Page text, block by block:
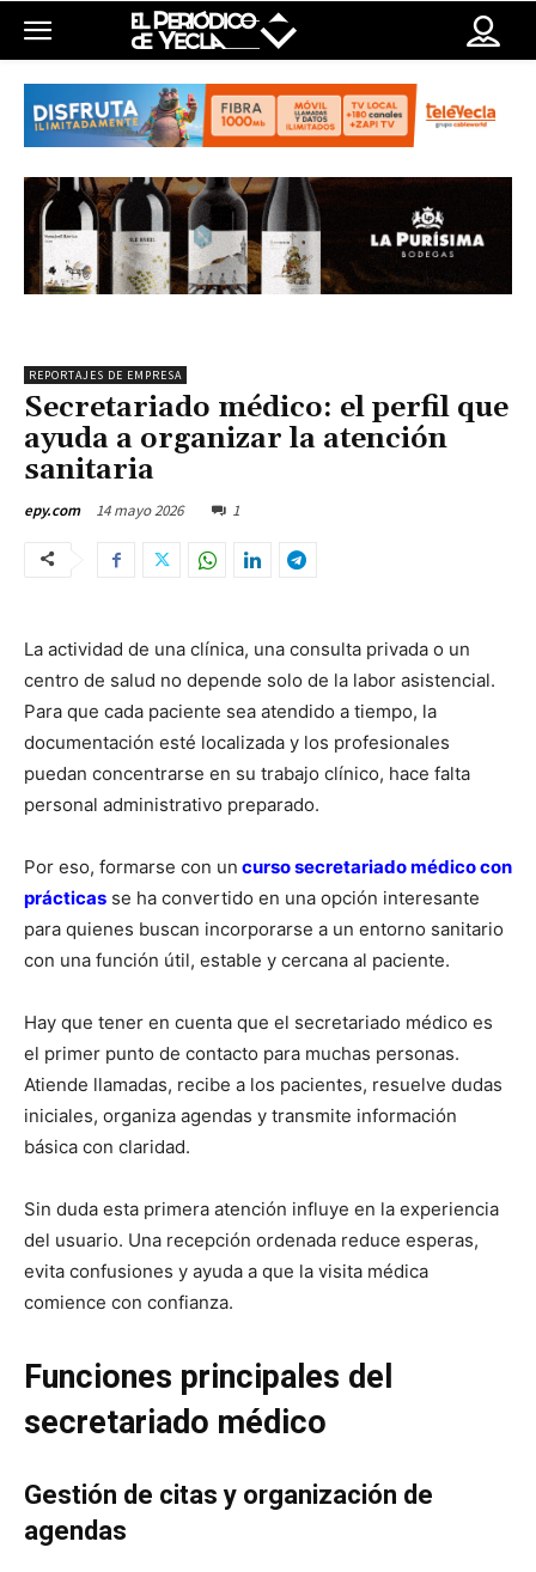
REPORTAJES DE EMPRESA
Secretariado médico: el perfil que
ayuda a organizar la atención
sanitaria
epy.com 14 mayo 2026 1
La actividad de una clínica, una consulta privada o un
centro de salud no depende solo de la labor asistencial.
Para que cada paciente sea atendido a tiempo, la
documentación esté localizada y los profesionales
puedan concentrarse en su trabajo clínico, hace falta
personal administrativo preparado.
Por eso, formarse con un curso secretariado médico con
prácticas se ha convertido en una opción interesante
para quienes buscan incorporarse a un entorno sanitario
con una función útil, estable y cercana al paciente.
Hay que tener en cuenta que el secretariado médico es
el primer punto de contacto para muchas personas.
Atiende llamadas, recibe a los pacientes, resuelve dudas
iniciales, organiza agendas y transmite información
básica con claridad.
Sin duda esta primera atención influye en la experiencia
del usuario. Una recepción ordenada reduce esperas,
evita confusiones y ayuda a que la visita médica
comience con confianza.
Funciones principales del
secretariado médico
Gestión de citas y organización de
agendas